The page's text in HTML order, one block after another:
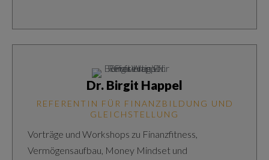
Dr. Birgit Happel
REFERENTIN FÜR FINANZBILDUNG UND
GLEICHSTELLUNG
Vorträge und Workshops zu Finanzfitness,
Vermögensaufbau, Money Mindset und